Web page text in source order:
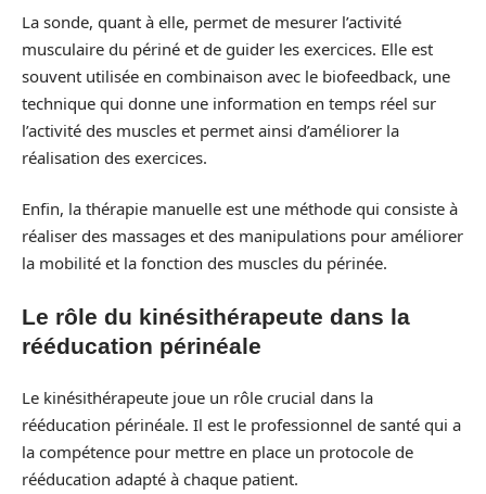
La sonde, quant à elle, permet de mesurer l’activité
musculaire du périné et de guider les exercices. Elle est
souvent utilisée en combinaison avec le biofeedback, une
technique qui donne une information en temps réel sur
l’activité des muscles et permet ainsi d’améliorer la
réalisation des exercices.
Enfin, la thérapie manuelle est une méthode qui consiste à
réaliser des massages et des manipulations pour améliorer
la mobilité et la fonction des muscles du périnée.
Le rôle du kinésithérapeute dans la
rééducation périnéale
Le kinésithérapeute joue un rôle crucial dans la
rééducation périnéale. Il est le professionnel de santé qui a
la compétence pour mettre en place un protocole de
rééducation adapté à chaque patient.